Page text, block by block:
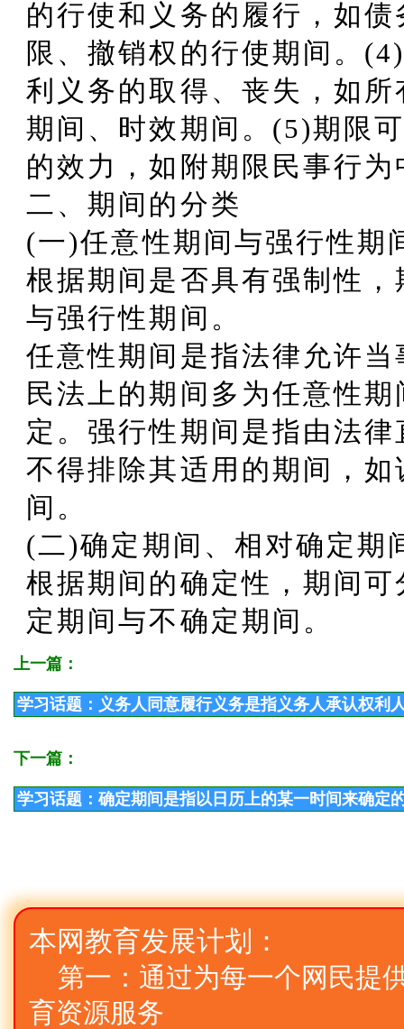
的行使和义务的履行，如
限、撤销权的行使期间。
利义务的取得、丧失，如
期间、时效期间。(5)期限
的效力，如附期限民事行
二、期间的分类
(一)任意性期间与强行性期
根据期间是否具有强制性
与强行性期间。
任意性期间是指法律允许
民法上的期间多为任意性
定。强行性期间是指由法
不得排除其适用的期间，
间。
(二)确定期间、相对确定期
根据期间的确定性，期间
定期间与不确定期间。
上一篇：
学习话题：义务人同意履行义务是指义务人承认权利
下一篇：
学习话题：确定期间是指以日历上的某一时间来确定
本网教育发展计划：
第一：通过为每一个网民提
育资源服务